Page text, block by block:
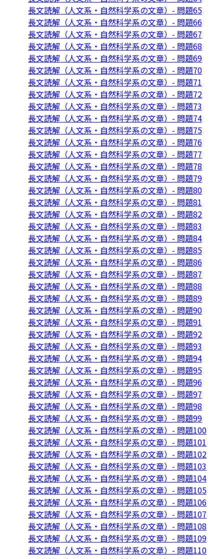
長文読解（人文系・自然科学系の文章）- 問題65
長文読解（人文系・自然科学系の文章）- 問題66
長文読解（人文系・自然科学系の文章）- 問題67
長文読解（人文系・自然科学系の文章）- 問題68
長文読解（人文系・自然科学系の文章）- 問題69
長文読解（人文系・自然科学系の文章）- 問題70
長文読解（人文系・自然科学系の文章）- 問題71
長文読解（人文系・自然科学系の文章）- 問題72
長文読解（人文系・自然科学系の文章）- 問題73
長文読解（人文系・自然科学系の文章）- 問題74
長文読解（人文系・自然科学系の文章）- 問題75
長文読解（人文系・自然科学系の文章）- 問題76
長文読解（人文系・自然科学系の文章）- 問題77
長文読解（人文系・自然科学系の文章）- 問題78
長文読解（人文系・自然科学系の文章）- 問題79
長文読解（人文系・自然科学系の文章）- 問題80
長文読解（人文系・自然科学系の文章）- 問題81
長文読解（人文系・自然科学系の文章）- 問題82
長文読解（人文系・自然科学系の文章）- 問題83
長文読解（人文系・自然科学系の文章）- 問題84
長文読解（人文系・自然科学系の文章）- 問題85
長文読解（人文系・自然科学系の文章）- 問題86
長文読解（人文系・自然科学系の文章）- 問題87
長文読解（人文系・自然科学系の文章）- 問題88
長文読解（人文系・自然科学系の文章）- 問題89
長文読解（人文系・自然科学系の文章）- 問題90
長文読解（人文系・自然科学系の文章）- 問題91
長文読解（人文系・自然科学系の文章）- 問題92
長文読解（人文系・自然科学系の文章）- 問題93
長文読解（人文系・自然科学系の文章）- 問題94
長文読解（人文系・自然科学系の文章）- 問題95
長文読解（人文系・自然科学系の文章）- 問題96
長文読解（人文系・自然科学系の文章）- 問題97
長文読解（人文系・自然科学系の文章）- 問題98
長文読解（人文系・自然科学系の文章）- 問題99
長文読解（人文系・自然科学系の文章）- 問題100
長文読解（人文系・自然科学系の文章）- 問題101
長文読解（人文系・自然科学系の文章）- 問題102
長文読解（人文系・自然科学系の文章）- 問題103
長文読解（人文系・自然科学系の文章）- 問題104
長文読解（人文系・自然科学系の文章）- 問題105
長文読解（人文系・自然科学系の文章）- 問題106
長文読解（人文系・自然科学系の文章）- 問題107
長文読解（人文系・自然科学系の文章）- 問題108
長文読解（人文系・自然科学系の文章）- 問題109
長文読解（人文系・自然科学系の文章）- 問題110